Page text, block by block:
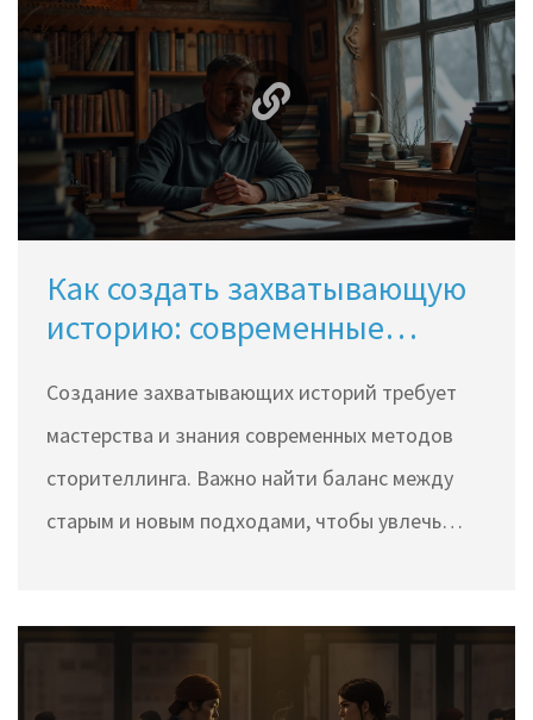
продолжают привлекать внимание
книгоманьяков. В этой статье мы рассмотрим
самые популярные книги, которые
невозможно пропустить в этом году. Узнайте,
как выбрать идеального литературного
спутника на зимние вечера.
Как создать захватывающую
историю: современные
Создание захватывающих историй требует
мастерства и знания современных методов
сторителлинга. Важно найти баланс между
старым и новым подходами, чтобы увлечь
оставит равнодушным. Такие методы помогут
любому писателю оживить свои идеи и